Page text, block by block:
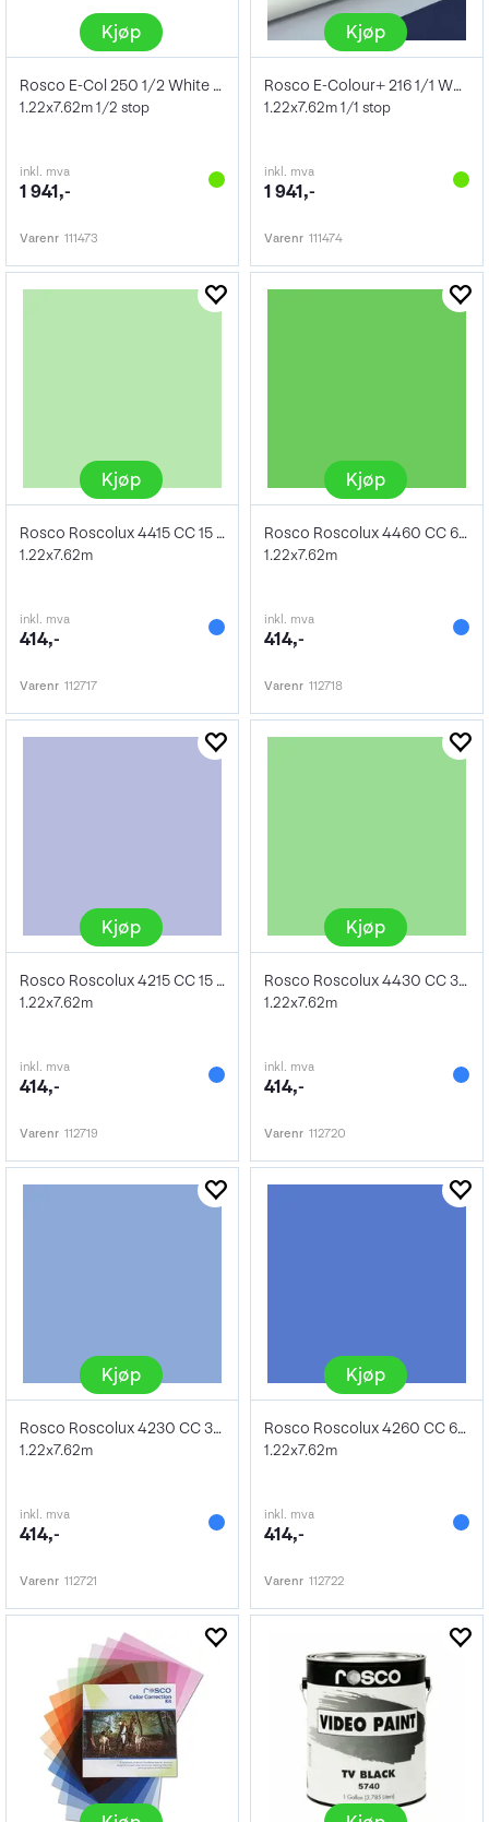
Kjøp
Rosco E-Col 250 1/2 White Diffusion F1 R
1.22x7.62m 1/2 stop
inkl. mva
1 941,-
Varenr 111473
Kjøp
Rosco E-Colour+ 216 1/1 White Diffusion
1.22x7.62m 1/1 stop
inkl. mva
1 941,-
Varenr 111474
Kjøp
Rosco Roscolux 4415 CC 15 Green 1/2 Stop
1.22x7.62m
inkl. mva
414,-
Varenr 112717
Kjøp
Rosco Roscolux 4460 CC 60 Green 2 Stop
1.22x7.62m
inkl. mva
414,-
Varenr 112718
Kjøp
Rosco Roscolux 4215 CC 15 Blue 1/2 Stop
1.22x7.62m
inkl. mva
414,-
Varenr 112719
Kjøp
Rosco Roscolux 4430 CC 30 Green 1 Stop
1.22x7.62m
inkl. mva
414,-
Varenr 112720
Kjøp
Rosco Roscolux 4230 CC 30 Blue 1 Stop
1.22x7.62m
inkl. mva
414,-
Varenr 112721
Kjøp
Rosco Roscolux 4260 CC 60 Blue 2 Stop
1.22x7.62m
inkl. mva
414,-
Varenr 112722